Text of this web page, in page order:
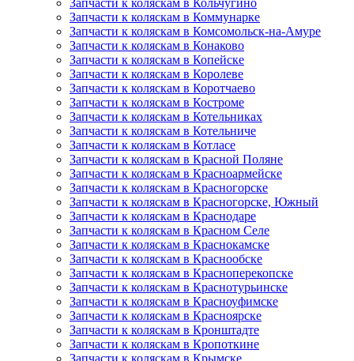
Запчасти к коляскам в Кольчугино
Запчасти к коляскам в Коммунарке
Запчасти к коляскам в Комсомольск-на-Амуре
Запчасти к коляскам в Конаково
Запчасти к коляскам в Копейске
Запчасти к коляскам в Королеве
Запчасти к коляскам в Коротчаево
Запчасти к коляскам в Костроме
Запчасти к коляскам в Котельниках
Запчасти к коляскам в Котельниче
Запчасти к коляскам в Котласе
Запчасти к коляскам в Красной Поляне
Запчасти к коляскам в Красноармейске
Запчасти к коляскам в Красногорске
Запчасти к коляскам в Красногорске, Южный
Запчасти к коляскам в Краснодаре
Запчасти к коляскам в Красном Селе
Запчасти к коляскам в Краснокамске
Запчасти к коляскам в Краснообске
Запчасти к коляскам в Красноперекопске
Запчасти к коляскам в Краснотурьинске
Запчасти к коляскам в Красноуфимске
Запчасти к коляскам в Красноярске
Запчасти к коляскам в Кронштадте
Запчасти к коляскам в Кропоткине
Запчасти к коляскам в Крымске